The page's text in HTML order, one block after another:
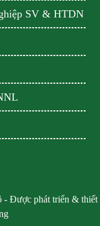
SV & HTDN
- Được phát triển & thiết